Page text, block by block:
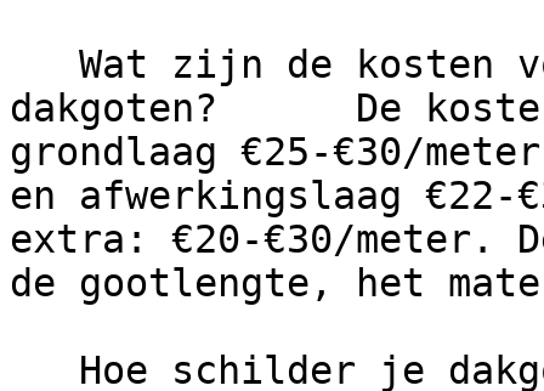
dakgoten?      De
grondlaag €25-€30/
en afwerkingslaag €22-
extra: €20-€30/meter.
de gootlengte, het